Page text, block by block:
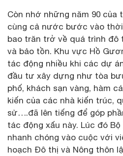
Còn nhớ những năm 90 của
cùng cả nước bước vào
bao trăn trở về quá trình đô
và bảo tồn. Khu vực Hồ
tác động nhiều khi các dự
đầu tư xây dựng như tòa
phố, khách sạn vàng, hàm
kiến của các nhà kiến trúc,
sử….đã lên tiếng để góp
tác động xấu này. Lúc đó
nhanh chóng vào cuộc với
hoạch Đô thị và Nông thôn